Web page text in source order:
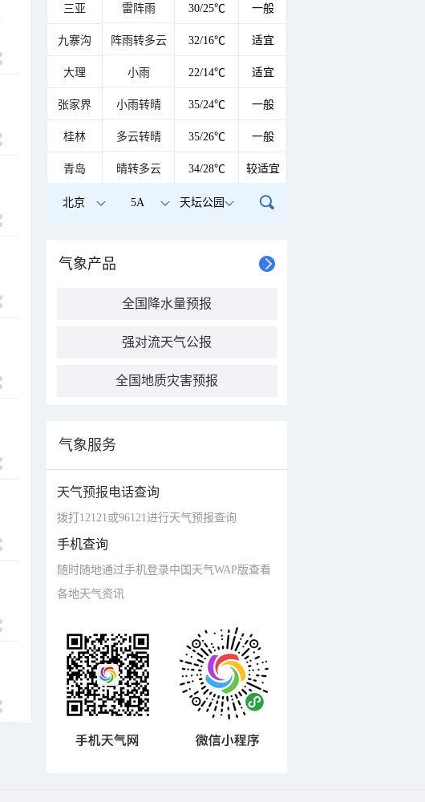
三亚 雷阵雨 30/25℃ 一般
九寨沟 阵雨转多云 32/16℃ 适宜
大理 小雨 22/14℃ 适宜
张家界 小雨转晴 35/24℃ 一般
桂林 多云转晴 35/26℃ 一般
青岛 晴转多云 34/28℃ 较适宜
北京 5A 天坛公园
气象产品
全国降水量预报
强对流天气公报
全国地质灾害预报
气象服务
天气预报电话查询
拨打12121或96121进行天气预报查询
手机查询
随时随地通过手机登录中国天气WAP版查看
各地天气资讯